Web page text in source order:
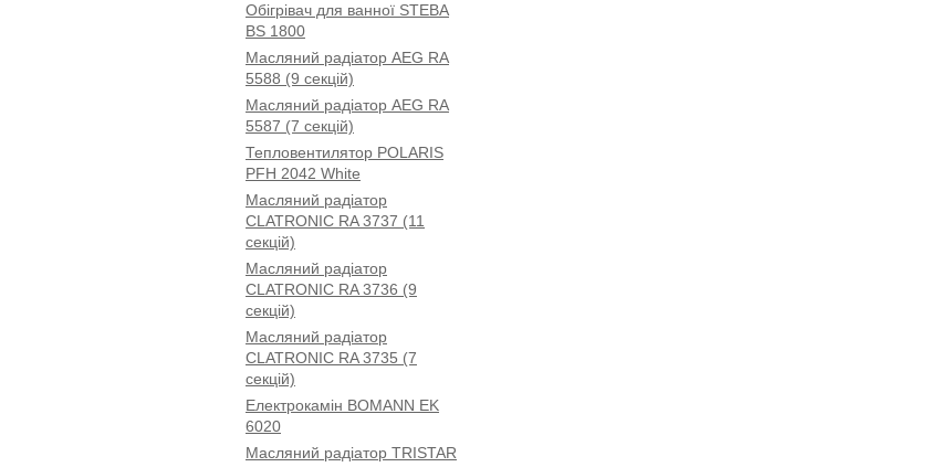
Обігрівач для ванної STEBA
BS 1800
Масляний радіатор AEG RA
5588 (9 секцій)
Масляний радіатор AEG RA
5587 (7 секцій)
Тепловентилятор POLARIS
PFH 2042 White
Масляний радіатор
CLATRONIC RA 3737 (11
секцій)
Масляний радіатор
CLATRONIC RA 3736 (9
секцій)
Масляний радіатор
CLATRONIC RA 3735 (7
секцій)
Електрокамін BOMANN EK
6020
Масляний радіатор TRISTAR